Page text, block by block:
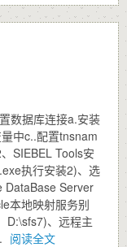
数据库连接a.安装
中c..配置tnsnam
SIEBEL Tools安
执行安装2)、选
DataBase Server
本地映射服务别
D:\sfs7)、远程主
阅读全文